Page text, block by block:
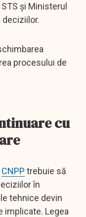
STS și Ministerul
procesului de
cu
CNPP trebuie să
în
tehnice devin
implicate. Legea